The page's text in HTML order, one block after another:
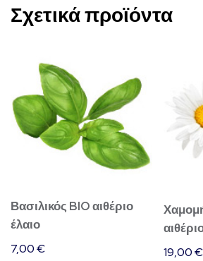
Σχετικά προϊόντα
Βασιλικός BIO αιθέριο
έλαιο
7,00€ 19,00€